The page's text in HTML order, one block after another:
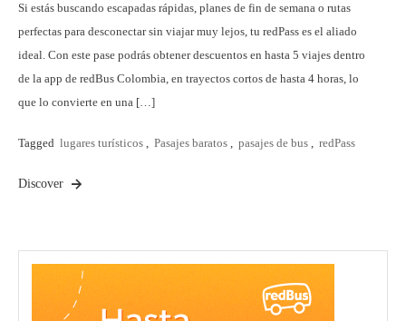
Si estás buscando escapadas rápidas, planes de fin de semana o rutas
perfectas para desconectar sin viajar muy lejos, tu redPass es el aliado
ideal. Con este pase podrás obtener descuentos en hasta 5 viajes dentro
de la app de redBus Colombia, en trayectos cortos de hasta 4 horas, lo
que lo convierte en una […]
Tagged lugares turísticos , Pasajes baratos , pasajes de bus , redPass
Discover